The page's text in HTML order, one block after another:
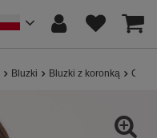
Bluzki Bluzki z koronką